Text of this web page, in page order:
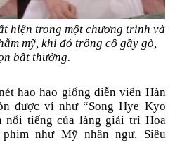
hiện trong một chương trình và
mỹ, khi đó trông cô gầy gò,
bất thường.
hao hao giống diễn viên Hàn
được ví như “Song Hye Kyo
nổi tiếng của làng giải trí Hoa
như Mỹ nhân ngư, Siêu